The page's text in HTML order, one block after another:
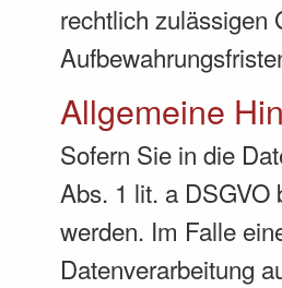
rechtlich zulässigen
Allgemeine
Sofern Sie in die
Abs. 1 lit. a DSGVO
werden. Im Falle
Datenverarbeitung